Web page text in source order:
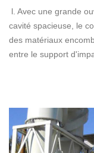
l. Avec une grande
cavité spacieuse, le
des matériaux
entre le support